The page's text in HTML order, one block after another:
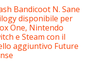
Bandicoot N. Sane
disponibile per
One, Nintendo
e Steam con il
aggiuntivo Future